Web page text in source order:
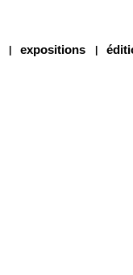
expositions